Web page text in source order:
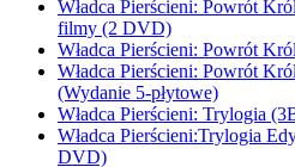
Władca Pierścieni: Powrót
filmy (2 DVD)
Władca Pierścieni: Powrót
Władca Pierścieni: Powrót
(Wydanie 5-płytowe)
Władca Pierścieni: Trylogia
Władca Pierścieni:Trylogia
DVD)